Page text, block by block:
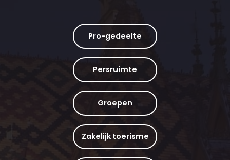
Pro-gedeelte
Persruimte
Groepen
Zakelijk toerisme